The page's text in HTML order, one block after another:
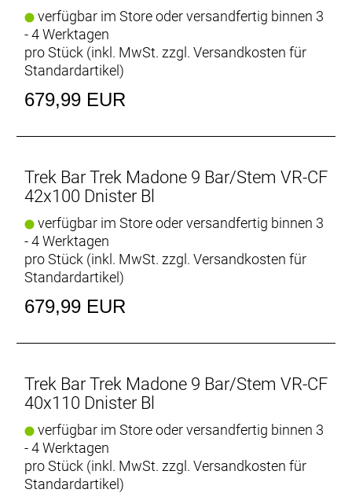
verfügbar im Store oder versandfertig binnen 3
- 4 Werktagen
pro Stück (inkl. MwSt. zzgl. Versandkosten für
Standardartikel)
679,99 EUR
Trek Bar Trek Madone 9 Bar/Stem VR-CF
42x100 Dnister Bl
verfügbar im Store oder versandfertig binnen 3
- 4 Werktagen
pro Stück (inkl. MwSt. zzgl. Versandkosten für
Standardartikel)
679,99 EUR
Trek Bar Trek Madone 9 Bar/Stem VR-CF
40x110 Dnister Bl
verfügbar im Store oder versandfertig binnen 3
- 4 Werktagen
pro Stück (inkl. MwSt. zzgl. Versandkosten für
Standardartikel)